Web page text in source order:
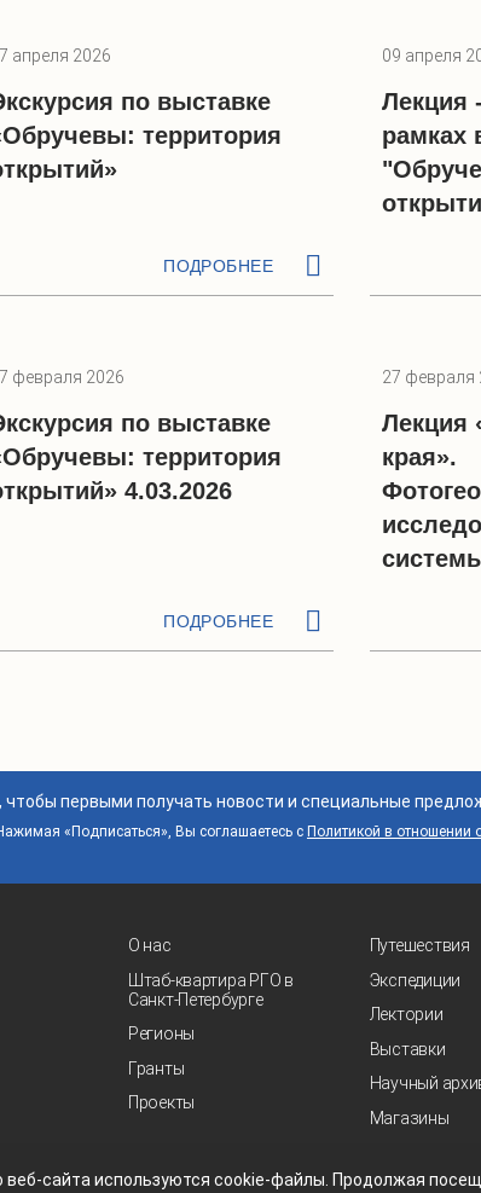
апреля 2026
по выставке
территория
ПОДРОБНЕЕ
09 апреля
Лекция
рамках
февраля 2026
по выставке
территория
4.03.2026
ПОДРОБНЕЕ
27 февраля
Лекция
края».
первыми получать новости и специальные
«Подписаться», Вы соглашаетесь с Политикой в отношении
О нас
Штаб-квартира РГО в
Санкт‑Петербурге
Регионы
Гранты
Проекты
Путешествия
Экспедиции
Лектории
Выставки
Научный
Магазины
веб-сайта используются cookie-файлы. Продолжая